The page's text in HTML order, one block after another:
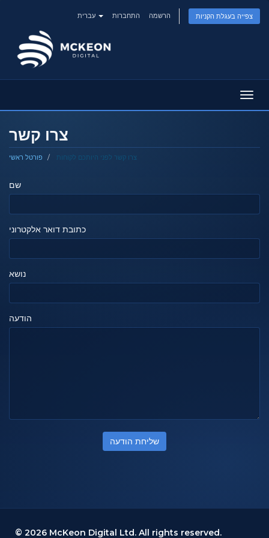
התחברות הרשמה צפייה בעגלת הקניות
ניווט
צרו קשר
פורטל ראשי צרו קשר לפני היותכם לקוחות
שם
כתובת דואר אלקטרוני
נושא
הודעה
שליחת הודעה
© 2026 McKeon Digital Ltd. All rights reserved.